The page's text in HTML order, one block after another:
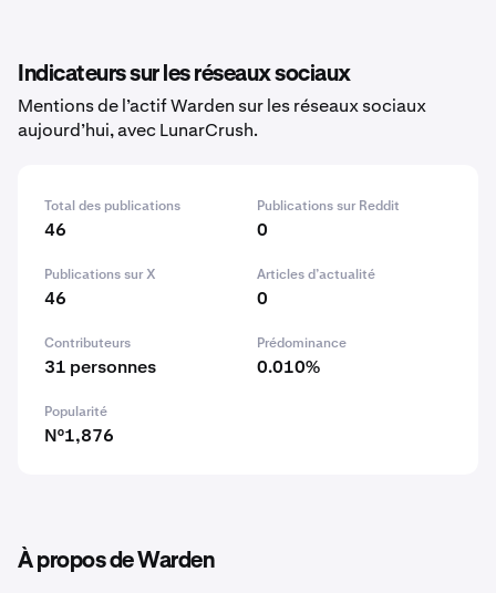
Indicateurs sur les réseaux sociaux
Mentions de l’actif Warden sur les réseaux sociaux
aujourd’hui, avec LunarCrush.
Total des publications
46
Publications sur Reddit
0
Publications sur X
46
Articles d’actualité
0
Contributeurs
31 personnes
Prédominance
0.010%
Popularité
N°1,876
À propos de Warden